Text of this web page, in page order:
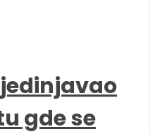
gde se